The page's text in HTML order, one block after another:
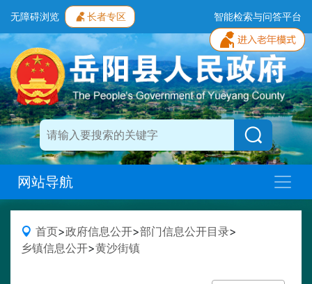
无障碍浏览 长者专区 智能检索与问答平台
网站导航
首页>政府信息公开>部门信息公开目录>
乡镇信息公开>黄沙街镇